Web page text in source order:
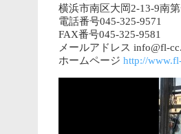
横浜市南区大岡2-13-9南
電話番号045-325-9571
FAX番号045-325-9581
メールアドレス info@fl-
ホームページ http://